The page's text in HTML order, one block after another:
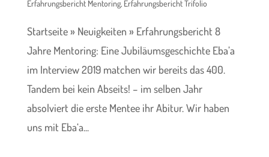
Erfahrungsbericht Mentoring, Erfahrungsbericht Trifolio
Startseite » Neuigkeiten » Erfahrungsbericht 8
Jahre Mentoring: Eine Jubiläumsgeschichte Eba’a
im Interview 2019 matchen wir bereits das 400.
Tandem bei kein Abseits! – im selben Jahr
absolviert die erste Mentee ihr Abitur. Wir haben
uns mit Eba‘a...